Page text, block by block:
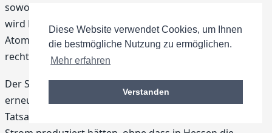
Diese Website verwendet Cookies, um Ihnen
die bestmögliche Nutzung zu ermöglichen.
Mehr erfahren
Verstanden
sowohl im Internet als auch auf DVD verfügbaren Film
wird laut IPPNW darlegt, "dass das gefährliche
Atomkraftwerk Biblis B aus sicherheitstechnischen und
rechtlichen Gründen abgeschaltet werden muss".
Der Strom aus Biblis könne vollständig durch
erneuerbare Energien ersetzt werden. Allein die
Tatsache, dass beide Blöcke in